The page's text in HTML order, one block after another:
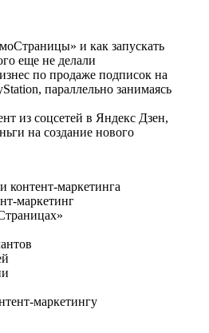
и как запускать
еще не делали
по продаже подписок на
параллельно занимаясь
из соцсетей в Яндекс Дзен,
на создание нового
контент-маркетинга
маркетинг
маркетингу